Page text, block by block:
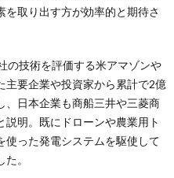
取り出す方が効率的と期待さ
の技術を評価する米アマゾンや
主要企業や投資家から累計で2億
、日本企業も商船三井や三菱商
明。既にドローンや農業用ト
使った発電システムを駆使して
。